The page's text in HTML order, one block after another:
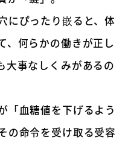
にぴったり嵌ると、体
、何らかの働きが正し
大事なしくみがあるの
「血糖値を下げるよう
の命令を受け取る受容